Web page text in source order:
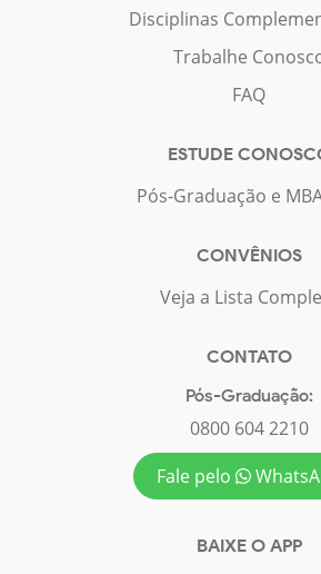
Disciplinas
Trabalhe
FAQ
ESTUDE
Pós-Graduação e
CONVÊNIOS
Veja a Lista
CONTATO
Pós-Graduação:
0800 604 2210
Fale pelo
BAIXE O APP